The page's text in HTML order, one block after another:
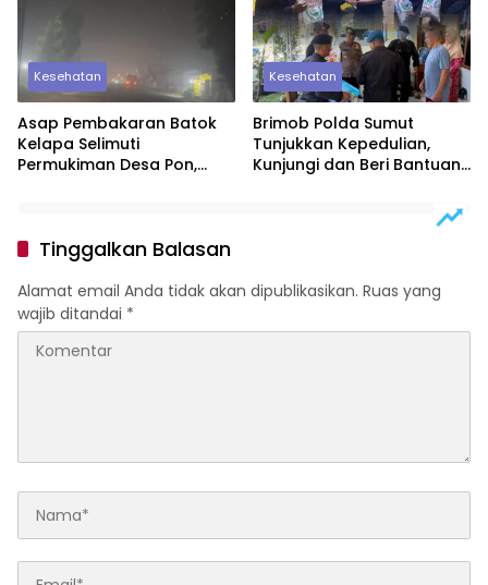
Kesehatan
Asap Pembakaran Batok
Kelapa Selimuti
Permukiman Desa Pon,
Kesehatan
Brimob Polda Sumut
Tunjukkan Kepedulian,
Kunjungi dan Beri Bantuan
Tinggalkan Balasan
Alamat email Anda tidak akan dipublikasikan. Ruas yang
wajib ditandai *